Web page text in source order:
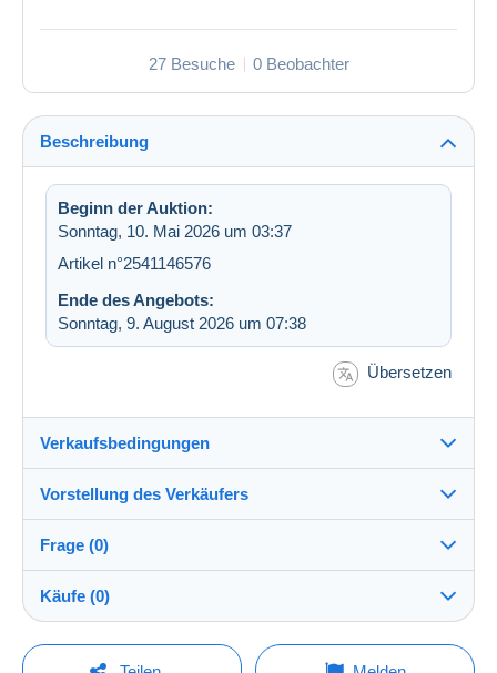
27 Besuche 0 Beobachter
Beschreibung
Beginn der Auktion:
Sonntag, 10. Mai 2026 um 03:37
Artikel n°2541146576
Ende des Angebots:
Sonntag, 9. August 2026 um 07:38
Übersetzen
Verkaufsbedingungen
Verkaufsbedingungen im Detail
Versand nach Zahlung innerhalb von 1 Tagen
Vorstellung des Verkäufers
leneuf9999100%(2651x)
Shop
Frage (0)
Um eine Frage stellen zu können, müssen Sie
Käufe (0)
Letzte Aktualisierung: 22:53:28